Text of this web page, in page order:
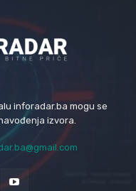
inforadar.ba mogu se
izvora.